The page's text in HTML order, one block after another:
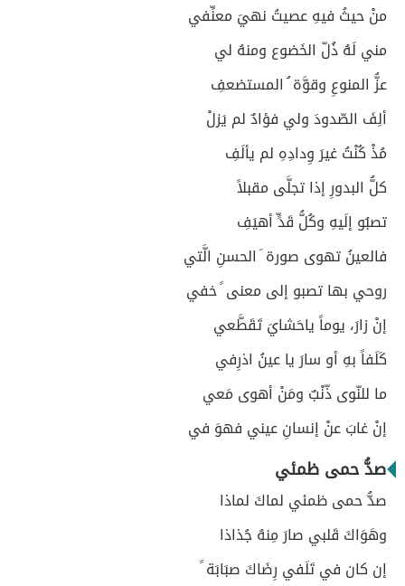
منْ حيثُ فيهِ عصيتُ نهيَ معنِّفي
مني لَهُ ذُلّ الخَضوع ومنهُ لي
عزُّ المنوعِ وقوَّة ُ المستضعفِ
ألِفَ الصّدودَ ولي فؤادٌ لم يَزلْ
مُذْ كُنْتُ غيرَ وِدادِهِ لم يألَفِ
كلُّ البدورِ إذا تجلَّى مقبلاً
تصبُو إلَيهِ وكُلُّ قَدٍّ أهيَفِ
فالعينُ تهوى صورة َ الحسنِ الَّتي
روحي بها تصبو إلى معنى ً خفي
إنْ زارَ، يوماً ياحَشايَ تَقَطَّعي
كَلَفاً بهِ أو سارَ يا عينُ اذرِفي
ما للنّوى ذّنْبٌ ومَنْ أهوى مَعي
إنْ غابَ عنْ إنسانِ عيني فهوَ في
صدُّ حمى ظمئي
صدُّ حمى ظمئي لماكَ لماذا
وهَوَاكَ قَلبي صارَ مِنهُ جُذاذا
إن كان في تَلَفي رِضَاكَ صبَابَة ً